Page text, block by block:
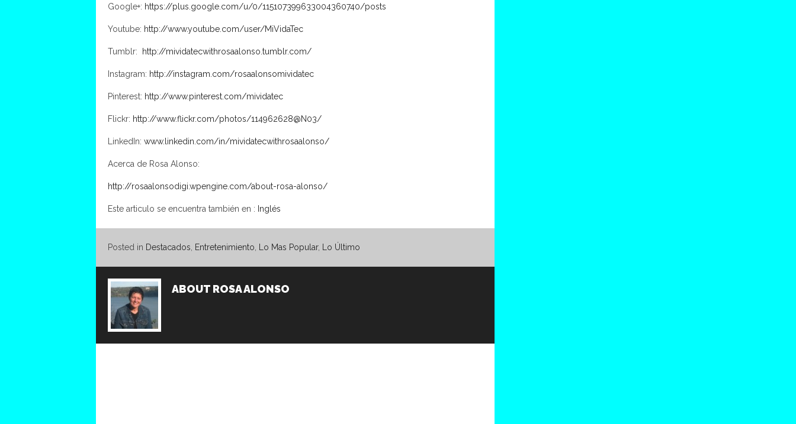
Google+: https://plus.google.com/u/0/115107399633004360740/posts
Youtube: http://www.youtube.com/user/MiVidaTec
Tumblr: http://mividatecwithrosaalonso.tumblr.com/
Instagram: http://instagram.com/rosaalonsomividatec
Pinterest: http://www.pinterest.com/mividatec
Flickr: http://www.flickr.com/photos/114962628@N03/
LinkedIn: www.linkedin.com/in/mividatecwithrosaalonso/
Acerca de Rosa Alonso:
http://rosaalonsodigi.wpengine.com/about-rosa-alonso/
Este articulo se encuentra también en : Inglés
Posted in Destacados, Entretenimiento, Lo Mas Popular, Lo Último
ABOUT ROSA ALONSO